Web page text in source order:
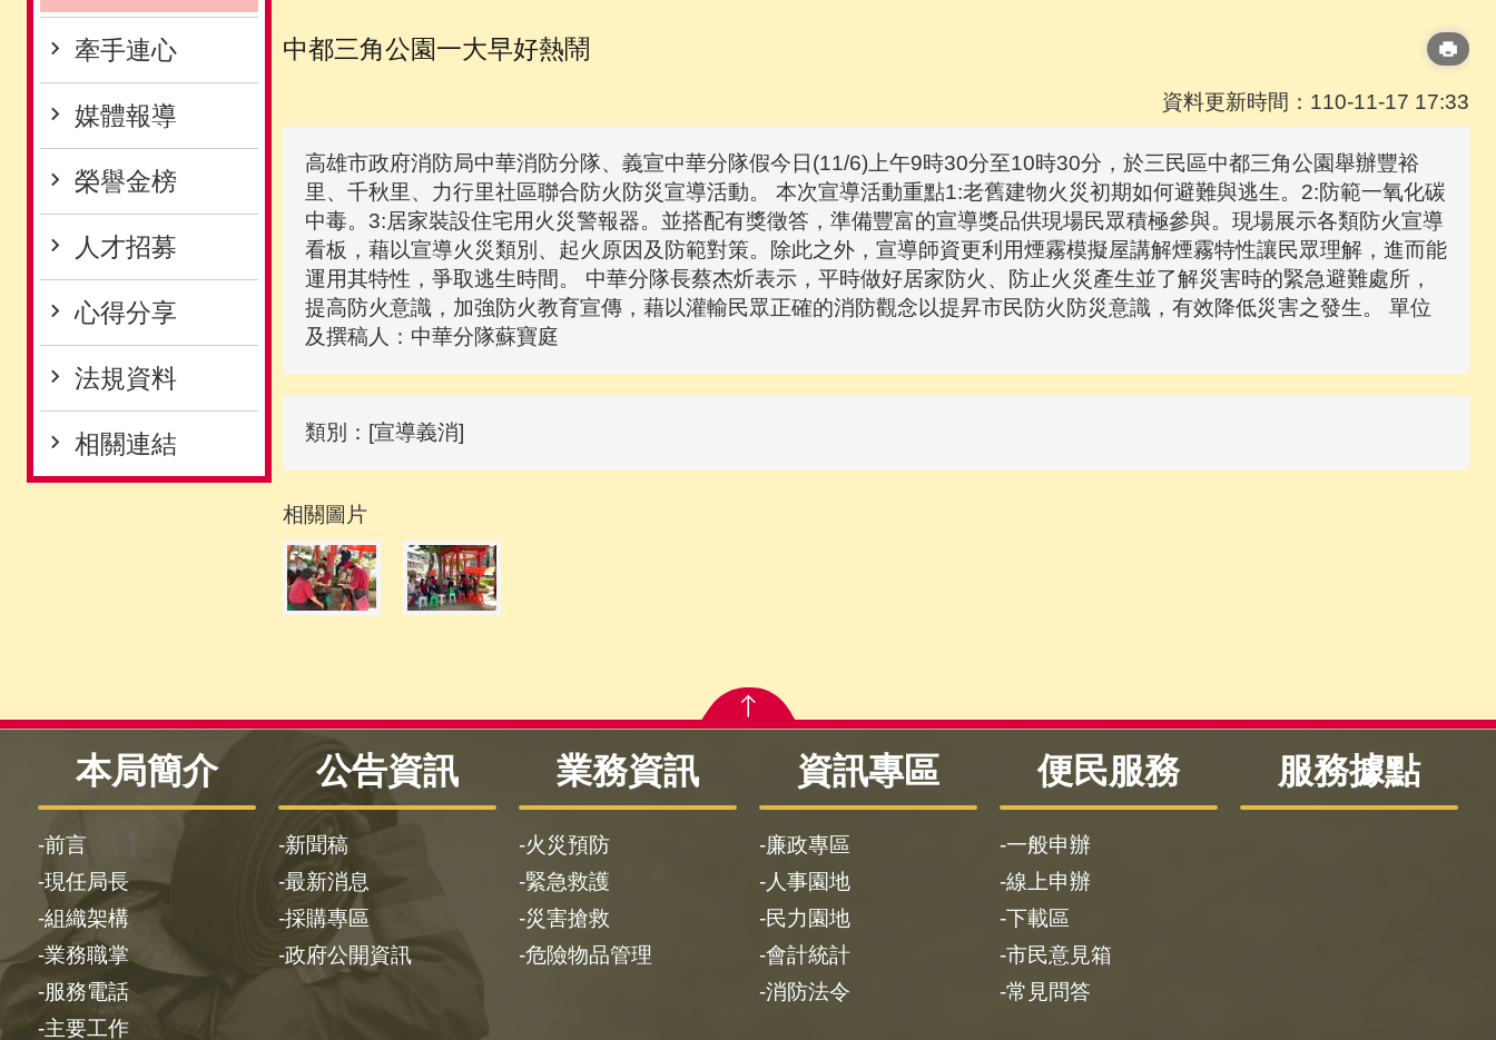
牽手連心
媒體報導
榮譽金榜
人才招募
心得分享
法規資料
相關連結
中都三角公園一大早好熱鬧
資料更新時間：110-11-17 17:33
高雄市政府消防局中華消防分隊、義宣中華分隊假今日(11/6)上午9時30分至10時30分，於三民區中都三角公園舉辦豐裕
里、千秋里、力行里社區聯合防火防災宣導活動。 本次宣導活動重點1:老舊建物火災初期如何避難與逃生。2:防範一氧化碳
中毒。3:居家裝設住宅用火災警報器。並搭配有獎徵答，準備豐富的宣導獎品供現場民眾積極參與。現場展示各類防火宣導
看板，藉以宣導火災類別、起火原因及防範對策。除此之外，宣導師資更利用煙霧模擬屋講解煙霧特性讓民眾理解，進而能
運用其特性，爭取逃生時間。 中華分隊長蔡杰炘表示，平時做好居家防火、防止火災產生並了解災害時的緊急避難處所，
提高防火意識，加強防火教育宣傳，藉以灌輸民眾正確的消防觀念以提昇市民防火防災意識，有效降低災害之發生。 單位
及撰稿人：中華分隊蘇寶庭
類別：[宣導義消]
相關圖片
本局簡介
前言
現任局長
組織架構
業務職掌
服務電話
主要工作
公告資訊
新聞稿
最新消息
採購專區
政府公開資訊
業務資訊
火災預防
緊急救護
災害搶救
危險物品管理
資訊專區
廉政專區
人事園地
民力園地
會計統計
消防法令
便民服務
一般申辦
線上申辦
下載區
市民意見箱
常見問答
服務據點